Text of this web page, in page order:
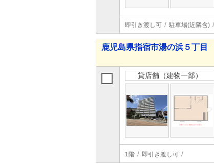
即引き渡し可 駐車場(近隣含)
鹿児島県指宿市湯の浜５丁目
貸店舗（建物一部）
1階 即引き渡し可